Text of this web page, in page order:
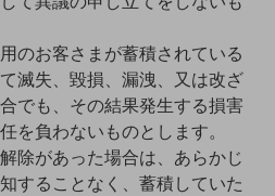
のお客さまが蓄積されている
滅失、毀損、漏洩、又は改ざ
でも、その結果発生する損害
を負わないものとします。
除があった場合は、あらかじ
することなく、蓄積していた